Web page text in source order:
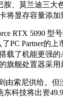
、莫兰迪三
将显存容量添加
5090 型
PC Partner的
了机能更强
舰处置器采
索尼供给。
科技将出资